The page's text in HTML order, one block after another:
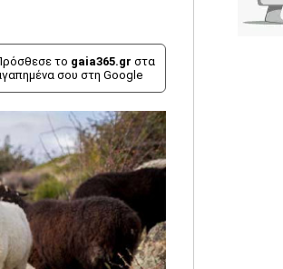
το gaia365.gr στα
σου στη Google